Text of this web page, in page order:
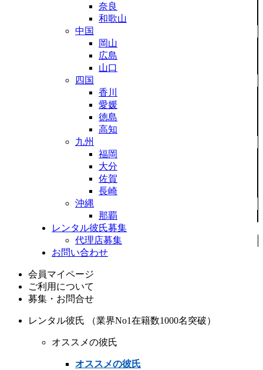
奈良
和歌山
中国
岡山
広島
山口
四国
香川
愛媛
徳島
高知
九州
福岡
大分
佐賀
長崎
沖縄
那覇
レンタル彼氏募集
代理店募集
お問い合わせ
会員マイページ
ご利用について
募集・お問合せ
レンタル彼氏 （業界No1在籍数1000名突破）
オススメの彼氏
オススメの彼氏